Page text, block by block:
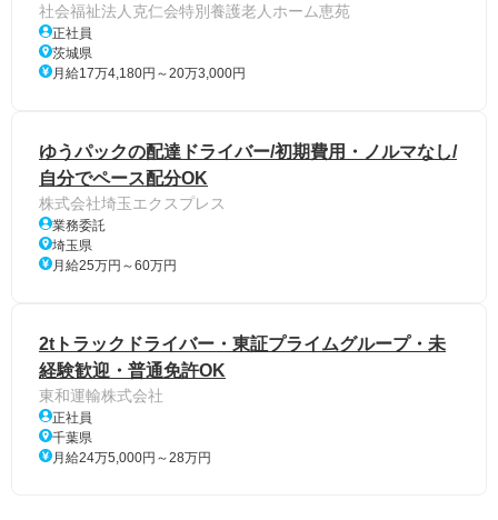
社会福祉法人克仁会特別養護老人ホーム恵苑
正社員
茨城県
月給17万4,180円～20万3,000円
ゆうパックの配達ドライバー/初期費用・ノルマなし/
自分でペース配分OK
株式会社埼玉エクスプレス
業務委託
埼玉県
月給25万円～60万円
2tトラックドライバー・東証プライムグループ・未
経験歓迎・普通免許OK
東和運輸株式会社
正社員
千葉県
月給24万5,000円～28万円